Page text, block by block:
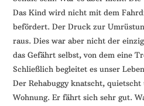
Das Kind wird nicht mit dem
befördert. Der Druck zur
raus. Dies war aber nicht der
das Gefährt selbst, von dem eine
Schließlich begleitet es unser
Der Rehabuggy knatscht,
Wohnung. Er fährt sich sehr gut.